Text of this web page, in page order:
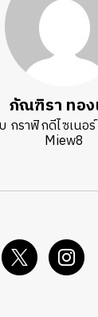
ภัณฑิรา ทอง
ราฟิกดีไซเนอ
Miew8